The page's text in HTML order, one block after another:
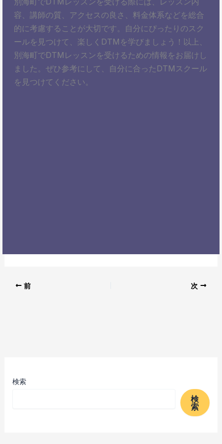
容、講師の質、アクセスの良さ、料金体系などを総合
的に考慮することが大切です。自分にぴったりのスク
ールを見つけて、楽しくDTMを学びましょう！以上、
別海町でDTMレッスンを受けるための情報をお届けし
ました。ぜひ参考にして、自分に合ったDTMスクール
を見つけてください。
前 次
検索
検
索